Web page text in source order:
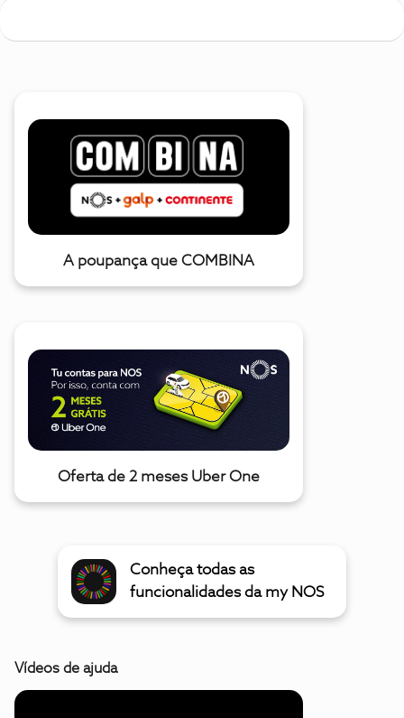
A poupança que COMBINA
Oferta de 2 meses Uber One
Conheça todas as
funcionalidades da my NOS
Vídeos de ajuda